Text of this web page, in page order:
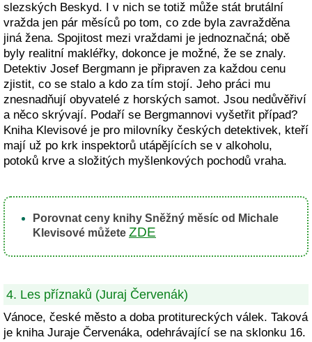
slezských Beskyd. I v nich se totiž může stát brutální
vražda jen pár měsíců po tom, co zde byla zavražděna
jiná žena. Spojitost mezi vraždami je jednoznačná; obě
byly realitní makléřky, dokonce je možné, že se znaly.
Detektiv Josef Bergmann je připraven za každou cenu
zjistit, co se stalo a kdo za tím stojí. Jeho práci mu
znesnadňují obyvatelé z horských samot. Jsou nedůvěřiví
a něco skrývají. Podaří se Bergmannovi vyšetřit případ?
Kniha Klevisové je pro milovníky českých detektivek, kteří
mají už po krk inspektorů utápějících se v alkoholu,
potoků krve a složitých myšlenkových pochodů vraha.
Porovnat ceny knihy Sněžný měsíc od Michale
Klevisové můžete ZDE
4. Les příznaků (Juraj Červenák)
Vánoce, české město a doba protitureckých válek. Taková
je kniha Juraje Červenáka, odehrávající se na sklonku 16.